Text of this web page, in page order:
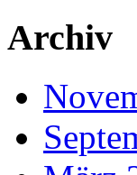
Archiv